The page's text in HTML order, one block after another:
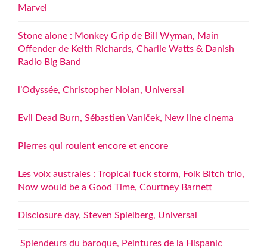
Marvel
Stone alone : Monkey Grip de Bill Wyman, Main
Offender de Keith Richards, Charlie Watts & Danish
Radio Big Band
l’Odyssée, Christopher Nolan, Universal
Evil Dead Burn, Sébastien Vaniček, New line cinema
Pierres qui roulent encore et encore
Les voix australes : Tropical fuck storm, Folk Bitch trio,
Now would be a Good Time, Courtney Barnett
Disclosure day, Steven Spielberg, Universal
Splendeurs du baroque, Peintures de la Hispanic